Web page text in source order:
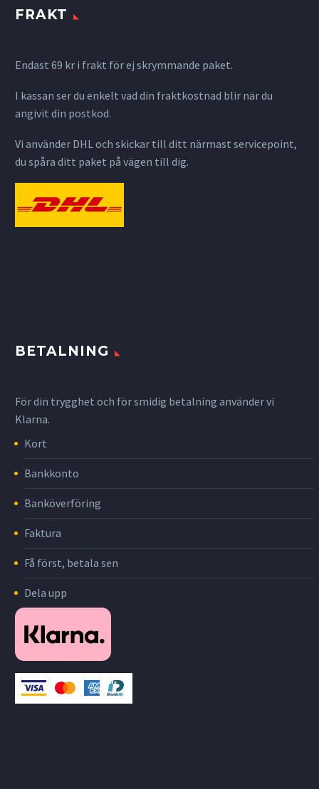
FRAKT
Endast 69 kr i frakt för ej skrymmande paket.
I kassan ser du enkelt vad din fraktkostnad blir när du
angivit din postkod.
Vi använder DHL och skickar till ditt närmast servicepoint,
du spåra ditt paket på vägen till dig.
BETALNING
För din trygghet och för smidig betalning använder vi
Klarna.
Kort
Bankkonto
Banköverföring
Faktura
Få först, betala sen
Dela upp